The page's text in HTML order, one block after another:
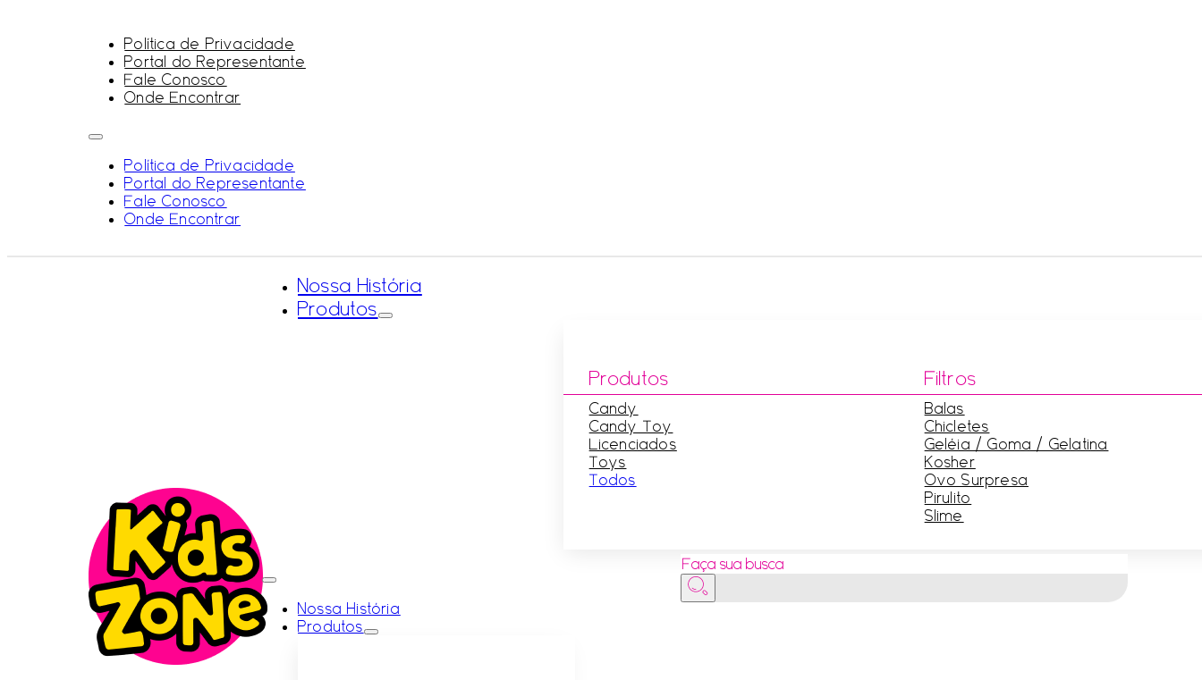
Política de Privacidade
Portal do Representante
Fale Conosco
Onde Encontrar
Política de Privacidade
Portal do Representante
Fale Conosco
Onde Encontrar
Nossa História
Produtos
Produtos
Candy
Candy Toy
Licenciados
Toys
Todos
Filtros
Balas
Chicletes
Geléia / Goma / Gelatina
Kosher
Ovo Surpresa
Pirulito
Slime
Nossa História
Produtos
Pesquisar